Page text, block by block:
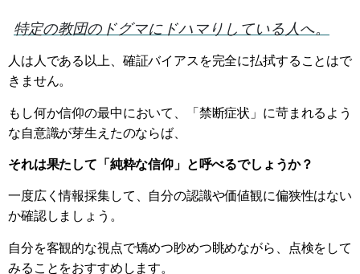
特定の教団のドグマにドハマりしている人へ。
人は人である以上、確証バイアスを完全に払拭することはで
きません。
もし何か信仰の最中において、「禁断症状」に苛まれるよう
な自意識が芽生えたのならば、
それは果たして「純粋な信仰」と呼べるでしょうか？
一度広く情報採集して、自分の認識や価値観に偏狭性はない
か確認しましょう。
自分を客観的な視点で矯めつ眇めつ眺めながら、点検をして
みることをおすすめします。